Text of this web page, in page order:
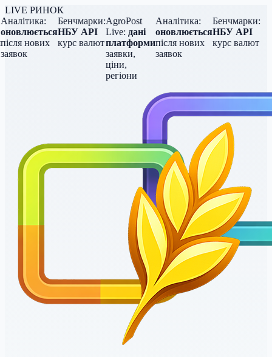
LIVE РИНОК
нових
Бенчмарки:
НБУ API
курс валют
AgroPost
Live: дані
платформи
заявки,
ціни,
регіони
Аналітика:
оновлюється
після нових
заявок
Бенчмарки:
НБУ API
курс валют